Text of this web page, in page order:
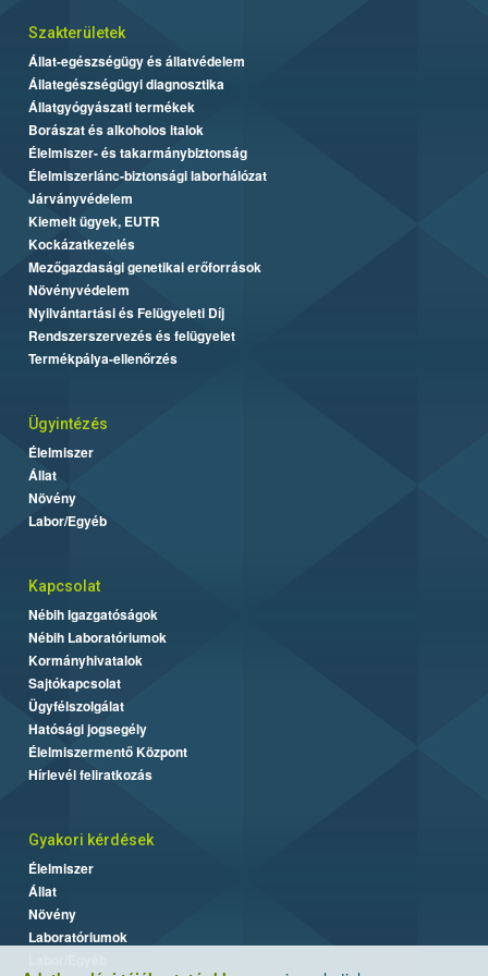
Szakterületek
Állat-egészségügy és állatvédelem
Állategészségügyi diagnosztika
Állatgyógyászati termékek
Borászat és alkoholos italok
Élelmiszer- és takarmánybiztonság
Élelmiszerlánc-biztonsági laborhálózat
Járványvédelem
Kiemelt ügyek, EUTR
Kockázatkezelés
Mezőgazdasági genetikai erőforrások
Növényvédelem
Nyilvántartási és Felügyeleti Díj
Rendszerszervezés és felügyelet
Termékpálya-ellenőrzés
Ügyintézés
Élelmiszer
Állat
Növény
Labor/Egyéb
Kapcsolat
Nébih Igazgatóságok
Nébih Laboratóriumok
Kormányhivatalok
Sajtókapcsolat
Ügyfélszolgálat
Hatósági jogsegély
Élelmiszermentő Központ
Hírlevél feliratkozás
Gyakori kérdések
Élelmiszer
Állat
Növény
Laboratóriumok